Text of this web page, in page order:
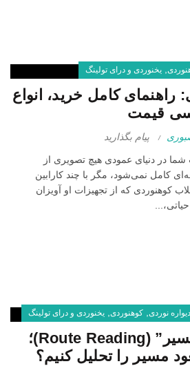
یخنوردی و درای تولینگ
راهنمای کامل خرید، انواع
قیمت
پیام بگذارید
شما در دنیای عمودی هیچ تصویری از
کامل نمی‌شود، مگر با چند کارابین
کوهنوردی که از تجهیزات او آویزان
نوردی, کوهنوردی, یخنوردی و درای تولینگ
تکنیک “خواندن مسیر” (Route Reading)؛
مسیر را تحلیل کنیم؟